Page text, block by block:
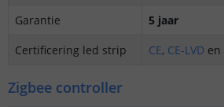
Garantie
5 jaar
Certificering led strip
CE, CE-LVD en
Zigbee controller